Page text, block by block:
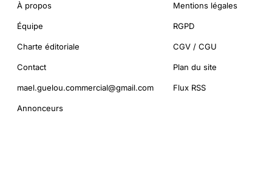
À propos
Équipe
Charte éditoriale
Contact
mael.guelou.commercial@gmail.com
Annonceurs
Mentions légales
RGPD
CGV / CGU
Plan du site
Flux RSS